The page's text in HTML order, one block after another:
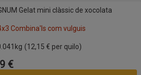
de xocolataGelat mini clàssic de xocolata
Combina'ls com vulguis
(12,15 € per quilo)
€